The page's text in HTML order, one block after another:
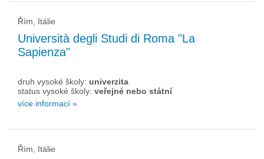
Řím, Itálie
Università degli Studi di Roma "La
Sapienza"
druh vysoké školy: univerzita
status vysoké školy: veřejné nebo státní
více informací »
Řím, Itálie